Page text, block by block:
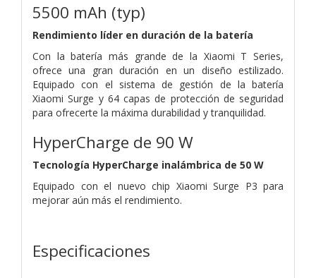
5500 mAh (typ)
Rendimiento líder en duración de la batería
Con la batería más grande de la Xiaomi T Series,
ofrece una gran duración en un diseño estilizado.
Equipado con el sistema de gestión de la batería
Xiaomi Surge y 64 capas de protección de seguridad
para ofrecerte la máxima durabilidad y tranquilidad.
HyperCharge de 90 W
Tecnología HyperCharge inalámbrica de 50 W
Equipado con el nuevo chip Xiaomi Surge P3 para
mejorar aún más el rendimiento.
Especificaciones